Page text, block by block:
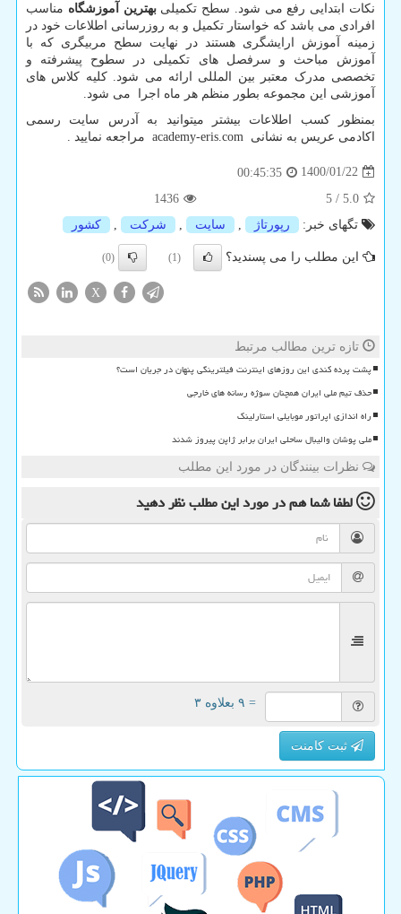
نکات ابتدایی رفع می شود. سطح تکمیلیبهترین آموزشگاه مناسب
افرادی می باشد که خواستار تکمیل و به روزرسانی اطلاعات خود در
زمینه آموزش ارایشگری هستند در نهایت سطح مربیگری که با
آموزش مباحث و سرفصل های تکمیلی در سطوح پیشرفته و
تخصصی مدرک معتبر بین المللی ارائه می شود. کلیه کلاس های
آموزشی این مجموعه بطور منظم هر ماه اجرا می شود.
بمنظور کسب اطلاعات بیشتر میتوانید به آدرس سایت رسمی
اکادمی عریس به نشانی
academy-eris.com مراجعه نمایید .
1400/01/22
00:45:35
5.0
/
5
1436
تگهای خبر:
رپورتاژ سایت شركت كشور
این مطلب را می پسندید؟ (1)
(0)
X
تازه ترین مطالب مرتبط
پشت پرده کندی این روزهای اینترنت فیلترینگی پنهان در جریان است؟
حذف تیم ملی ایران همچنان سوژه رسانه های خارجی
راه اندازی اپراتور موبایلی استارلینک
ملی پوشان والیبال ساحلی ایران برابر ژاپن پیروز شدند
نظرات بینندگان در مورد این مطلب
لطفا شما همدر مورد این مطلبنظر دهید
= ۹ بعلاوه ۳
ثبت کامنت